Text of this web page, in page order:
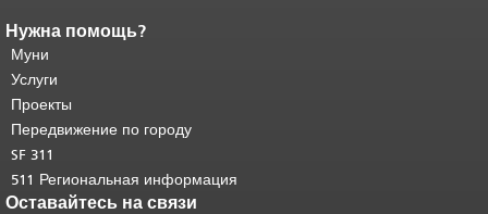
Конец содержимого
страницы.
страницы повторяется на каждой
странице.
основного содержимого .
Нужна помощь?
Муни
Услуги
Проекты
Передвижение по городу
SF 311
511 Региональная информация
Оставайтесь на связи